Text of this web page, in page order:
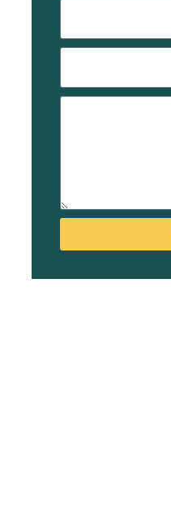
ממוקם
נגיש
תחבורה
ציבורית
ונקודות